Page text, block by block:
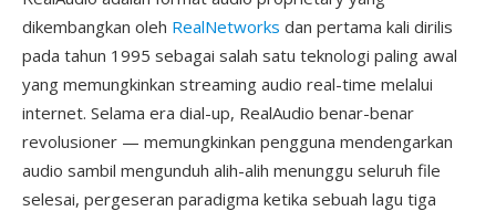
dikembangkan oleh RealNetworks dan pertama kali dirilis
pada tahun 1995 sebagai salah satu teknologi paling awal
yang memungkinkan streaming audio real-time melalui
internet. Selama era dial-up, RealAudio benar-benar
revolusioner — memungkinkan pengguna mendengarkan
audio sambil mengunduh alih-alih menunggu seluruh file
selesai, pergeseran paradigma ketika sebuah lagu tiga